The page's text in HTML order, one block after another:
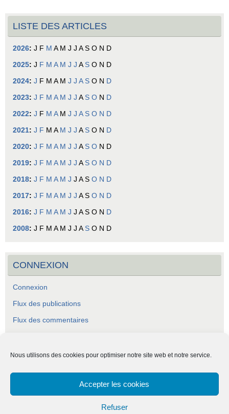
Nous utilisons des cookies pour optimiser notre site web et notre service.
Accepter les cookies
Refuser
LISTE DES ARTICLES
2026: J F M A M J J A S O N D
2025: J F M A M J J A S O N D
2024: J F M A M J J A S O N D
2023: J F M A M J J A S O N D
2022: J F M A M J J A S O N D
2021: J F M A M J J A S O N D
2020: J F M A M J J A S O N D
2019: J F M A M J J A S O N D
2018: J F M A M J J A S O N D
2017: J F M A M J J A S O N D
2016: J F M A M J J A S O N D
2008: J F M A M J J A S O N D
CONNEXION
Connexion
Flux des publications
Flux des commentaires